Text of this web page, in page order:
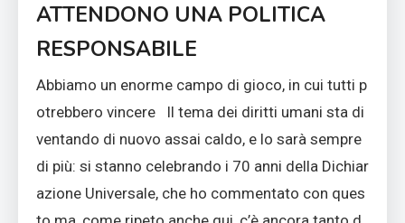
ATTENDONO UNA POLITICA
RESPONSABILE
Abbiamo un enorme campo di gioco, in cui tutti p
otrebbero vincere Il tema dei diritti umani sta di
ventando di nuovo assai caldo, e lo sarà sempre
di più: si stanno celebrando i 70 anni della Dichiar
azione Universale, che ho commentato con ques